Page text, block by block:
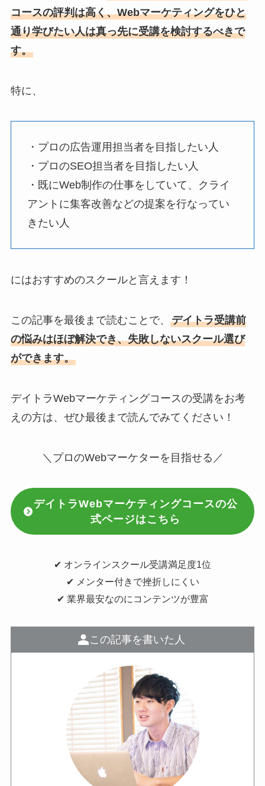
コースの評判は高く、Webマーケティングをひと
通り学びたい人は真っ先に受講を検討するべきで
す。
特に、
・プロの広告運用担当者を目指したい人
・プロのSEO担当者を目指したい人
・既にWeb制作の仕事をしていて、クライ
アントに集客改善などの提案を行なってい
きたい人
にはおすすめのスクールと言えます！
この記事を最後まで読むことで、 デイトラ受講前
の悩みはほぼ解決でき、失敗しないスクール選び
ができます。
デイトラWebマーケティングコースの受講をお考
えの方は、ぜひ最後まで読んでみてください！
＼プロのWebマーケターを目指せる／
デイトラWebマーケティングコースの公
式ページはこちら
✔︎ オンラインスクール受講満足度1位
✔︎ メンター付きで挫折しにくい
✔︎ 業界最安なのにコンテンツが豊富
この記事を書いた人